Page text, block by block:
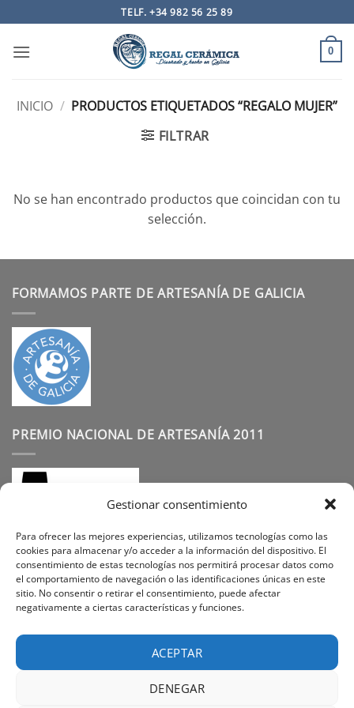
Gestionar consentimiento
Para ofrecer las mejores experiencias, utilizamos tecnologías como las
cookies para almacenar y/o acceder a la información del dispositivo. El
consentimiento de estas tecnologías nos permitirá procesar datos como
el comportamiento de navegación o las identificaciones únicas en este
sitio. No consentir o retirar el consentimiento, puede afectar
negativamente a ciertas características y funciones.
ACEPTAR
DENEGAR
al
contenido
TELF. +34 982 56 25 89
0
INICIO / PRODUCTOS ETIQUETADOS “REGALO MUJER”
FILTRAR
No se han encontrado productos que coincidan con tu
selección.
FORMAMOS PARTE DE ARTESANÍA DE GALICIA
PREMIO NACIONAL DE ARTESANÍA 2011
SÍGUENOS